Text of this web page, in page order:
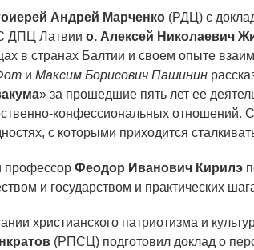
Андрей Марченко (РДЦ) с
ДПЦ Латвии о. Алексей Николаевич
в странах Балтии и своем опыте
и Максим Борисович Пашинин
» за прошедшие пять лет ее
конфессиональных
с которыми приходится
профессор Феодор Иванович Кирилэ
и государством и практических
христианского патриотизма и
(РПСЦ) подготовил доклад о